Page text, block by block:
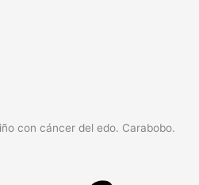
con cáncer del edo. Carabobo.